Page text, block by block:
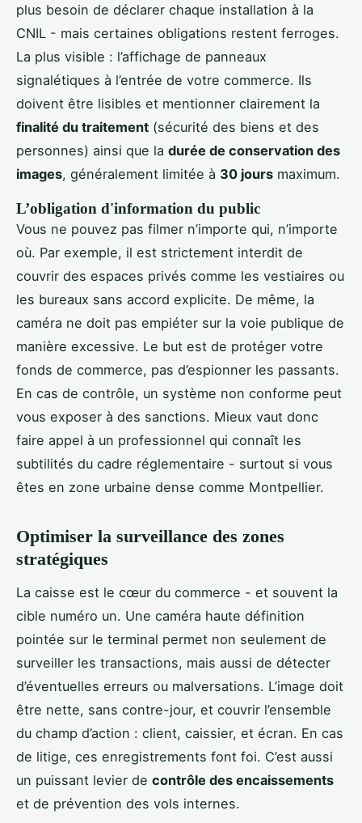
plus besoin de déclarer chaque installation à la
CNIL - mais certaines obligations restent ferroges.
La plus visible : l’affichage de panneaux
signalétiques à l’entrée de votre commerce. Ils
doivent être lisibles et mentionner clairement la
finalité du traitement (sécurité des biens et des
personnes) ainsi que la durée de conservation des
images, généralement limitée à 30 jours maximum.
L’obligation d'information du public
Vous ne pouvez pas filmer n’importe qui, n’importe
où. Par exemple, il est strictement interdit de
couvrir des espaces privés comme les vestiaires ou
les bureaux sans accord explicite. De même, la
caméra ne doit pas empiéter sur la voie publique de
manière excessive. Le but est de protéger votre
fonds de commerce, pas d’espionner les passants.
En cas de contrôle, un système non conforme peut
vous exposer à des sanctions. Mieux vaut donc
faire appel à un professionnel qui connaît les
subtilités du cadre réglementaire - surtout si vous
êtes en zone urbaine dense comme Montpellier.
Optimiser la surveillance des zones
stratégiques
La caisse est le cœur du commerce - et souvent la
cible numéro un. Une caméra haute définition
pointée sur le terminal permet non seulement de
surveiller les transactions, mais aussi de détecter
d’éventuelles erreurs ou malversations. L’image doit
être nette, sans contre-jour, et couvrir l’ensemble
du champ d’action : client, caissier, et écran. En cas
de litige, ces enregistrements font foi. C’est aussi
un puissant levier de contrôle des encaissements
et de prévention des vols internes.